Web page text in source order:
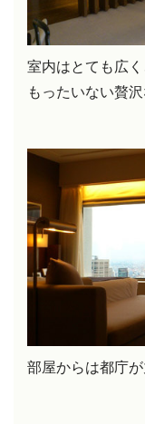
室内はとても広
もったいない贅沢
部屋からは都庁が